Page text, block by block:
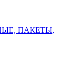
ПАКЕТЫ,